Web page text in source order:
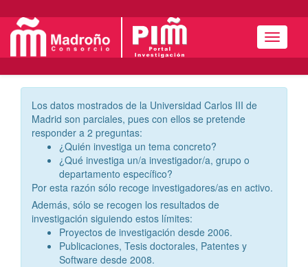
Menú
Los datos mostrados de la Universidad Carlos III de
Madrid son parciales, pues con ellos se pretende
responder a 2 preguntas:
¿Quién investiga un tema concreto?
¿Qué investiga un/a investigador/a, grupo o
departamento específico?
Por esta razón sólo recoge investigadores/as en activo.
Además, sólo se recogen los resultados de
investigación siguiendo estos límites:
Proyectos de investigación desde 2006.
Publicaciones, Tesis doctorales, Patentes y
Software desde 2008.